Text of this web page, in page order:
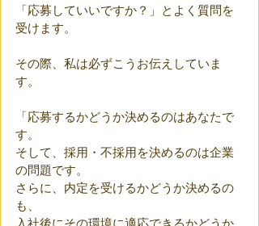
「応募していいですか？」とよく質問を
受けます。
その際、私は必ずこうお伝えしていま
す。
「応募するかどうか決めるのはあなたで
す。
そして、採用・不採用を決めるのは企業
の問題です。
さらに、内定を受けるかどうか決めるの
も、
入社後にその環境に適応できるかどうか